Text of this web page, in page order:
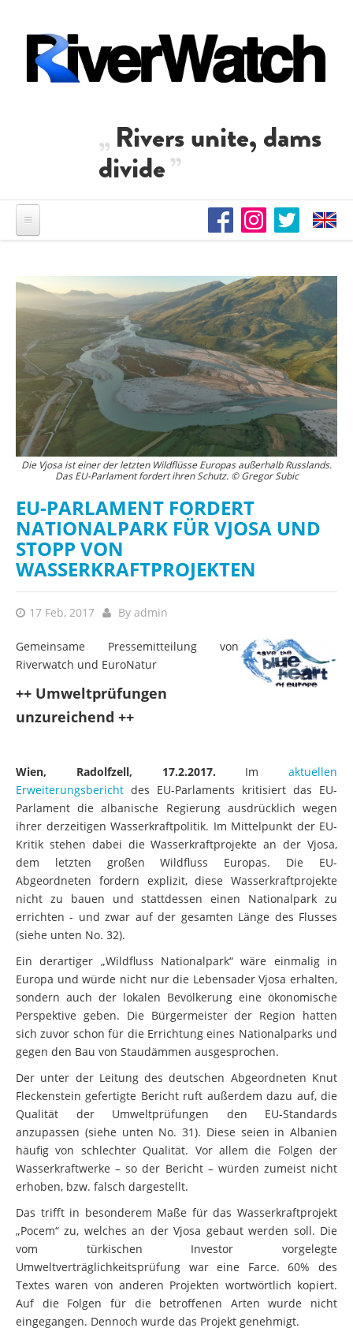
Rivers unite, dams
divide
Die Vjosa ist einer der letzten Wildflüsse Europas außerhalb Russlands.
Das EU-Parlament fordert ihren Schutz. © Gregor Subic
EU-PARLAMENT FORDERT
NATIONALPARK FÜR VJOSA UND
STOPP VON
WASSERKRAFTPROJEKTEN
17 Feb, 2017 By admin
Gemeinsame Pressemitteilung von
Riverwatch und EuroNatur
++ Umweltprüfungen
unzureichend ++
Wien, Radolfzell, 17.2.2017. Im aktuellen
Erweiterungsbericht des EU-Parlaments kritisiert das EU-
Parlament die albanische Regierung ausdrücklich wegen
ihrer derzeitigen Wasserkraftpolitik. Im Mittelpunkt der EU-
Kritik stehen dabei die Wasserkraftprojekte an der Vjosa,
dem letzten großen Wildfluss Europas. Die EU-
Abgeordneten fordern explizit, diese Wasserkraftprojekte
nicht zu bauen und stattdessen einen Nationalpark zu
errichten - und zwar auf der gesamten Länge des Flusses
(siehe unten No. 32).
Ein derartiger „Wildfluss Nationalpark“ wäre einmalig in
Europa und würde nicht nur die Lebensader Vjosa erhalten,
sondern auch der lokalen Bevölkerung eine ökonomische
Perspektive geben. Die Bürgermeister der Region hatten
sich zuvor schon für die Errichtung eines Nationalparks und
gegen den Bau von Staudämmen ausgesprochen.
Der unter der Leitung des deutschen Abgeordneten Knut
Fleckenstein gefertigte Bericht ruft außerdem dazu auf, die
Qualität der Umweltprüfungen den EU-Standards
anzupassen (siehe unten No. 31). Diese seien in Albanien
häufig von schlechter Qualität. Vor allem die Folgen der
Wasserkraftwerke – so der Bericht – würden zumeist nicht
erhoben, bzw. falsch dargestellt.
Das trifft in besonderem Maße für das Wasserkraftprojekt
„Pocem“ zu, welches an der Vjosa gebaut werden soll. Die
vom türkischen Investor vorgelegte
Umweltverträglichkeitsprüfung war eine Farce. 60% des
Textes waren von anderen Projekten wortwörtlich kopiert.
Auf die Folgen für die betroffenen Arten wurde nicht
eingegangen. Dennoch wurde das Projekt genehmigt.